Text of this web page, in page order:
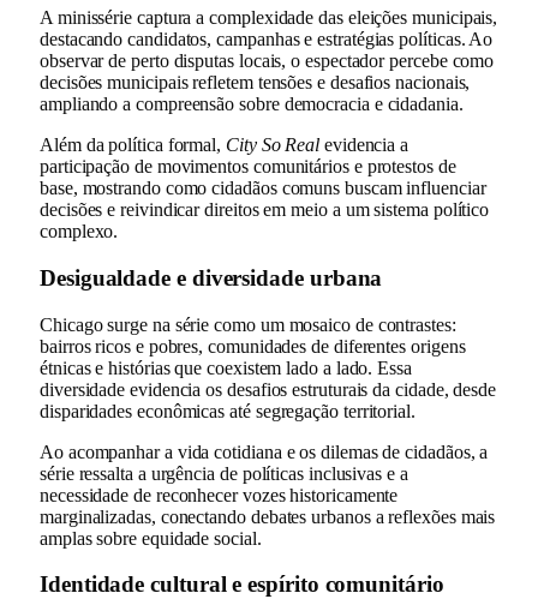
A minissérie captura a complexidade das eleições municipais,
destacando candidatos, campanhas e estratégias políticas. Ao
observar de perto disputas locais, o espectador percebe como
decisões municipais refletem tensões e desafios nacionais,
ampliando a compreensão sobre democracia e cidadania.
Além da política formal, City So Real evidencia a
participação de movimentos comunitários e protestos de
base, mostrando como cidadãos comuns buscam influenciar
decisões e reivindicar direitos em meio a um sistema político
complexo.
Desigualdade e diversidade urbana
Chicago surge na série como um mosaico de contrastes:
bairros ricos e pobres, comunidades de diferentes origens
étnicas e histórias que coexistem lado a lado. Essa
diversidade evidencia os desafios estruturais da cidade, desde
disparidades econômicas até segregação territorial.
Ao acompanhar a vida cotidiana e os dilemas de cidadãos, a
série ressalta a urgência de políticas inclusivas e a
necessidade de reconhecer vozes historicamente
marginalizadas, conectando debates urbanos a reflexões mais
amplas sobre equidade social.
Identidade cultural e espírito comunitário